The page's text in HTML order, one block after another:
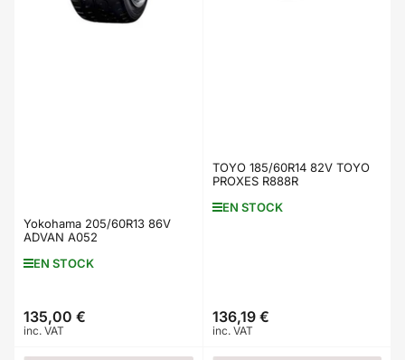
Yokohama 205/60R13 86V
ADVAN A052
EN STOCK
Prix
135,00 €
inc. VAT
TOYO 185/60R14 82V TOYO
PROXES R888R
EN STOCK
Prix
136,19 €
inc. VAT